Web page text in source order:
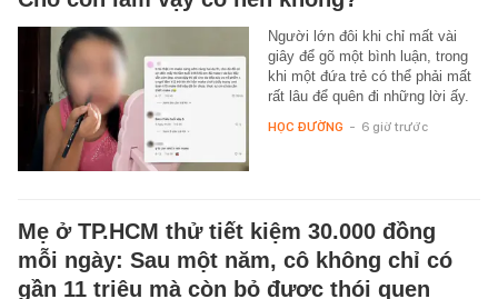
Người lớn đôi khi chỉ mất vài
giây để gõ một bình luận, trong
khi một đứa trẻ có thể phải mất
rất lâu để quên đi những lời ấy.
HỌC ĐƯỜNG - 6 giờ trước
Mẹ ở TP.HCM thử tiết kiệm 30.000 đồng
mỗi ngày: Sau một năm, cô không chỉ có
gần 11 triệu mà còn bỏ được thói quen